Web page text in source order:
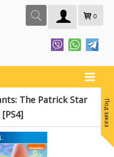
0
The Patrick Star
Под заказ